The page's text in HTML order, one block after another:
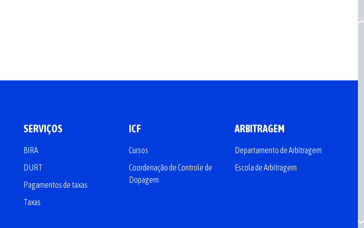
SERVIÇOS
BIRA
DURT
Pagamentos de taxas
Taxas
ICF
Cursos
Coordenação de Controle de
Dopagem
ARBITRAGEM
Departamento de Arbitragem
Escola de Arbitragem